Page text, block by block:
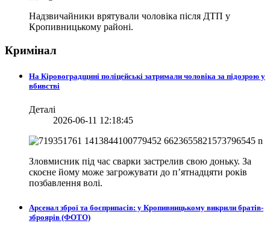
Надзвичайники врятували чоловіка після ДТП у
Кропивницькому районі.
Кримінал
На Кіровоградщині поліцейські затримали чоловіка за підозрою у
вбивстві
Деталі
2026-06-11 12:18:45
Зловмисник під час сварки застрелив свою доньку. За
скоєне йому може загрожувати до п’ятнадцяти років
позбавлення волі.
Арсенал зброї та боєприпасів: у Кропивницькому викрили братів-
зброярів (ФОТО)